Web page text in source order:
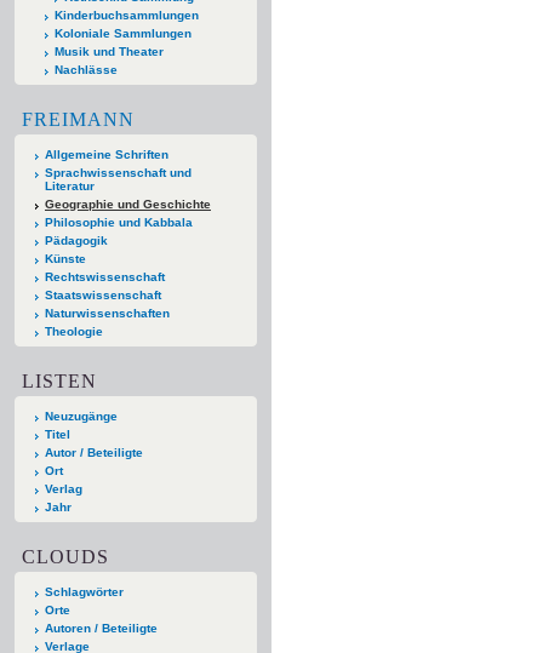
Kinderbuchsammlungen
Koloniale Sammlungen
Musik und Theater
Nachlässe
FREIMANN
Allgemeine Schriften
Sprachwissenschaft und
Literatur
Geographie und Geschichte
Philosophie und Kabbala
Pädagogik
Künste
Rechtswissenschaft
Staatswissenschaft
Naturwissenschaften
Theologie
LISTEN
Neuzugänge
Titel
Autor / Beteiligte
Ort
Verlag
Jahr
CLOUDS
Schlagwörter
Orte
Autoren / Beteiligte
Verlage